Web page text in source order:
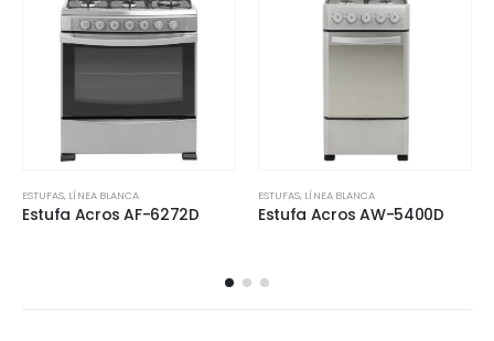
ESTUFAS, LÍNEA BLANCA
Estufa Acros AF-6272D
ESTUFAS, LÍNEA BLANCA
Estufa Acros AW-5400D